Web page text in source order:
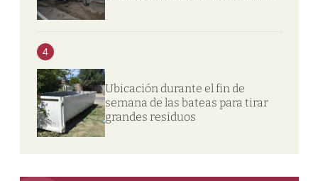
4
Ubicación durante el fin de
semana de las bateas para tirar
grandes residuos